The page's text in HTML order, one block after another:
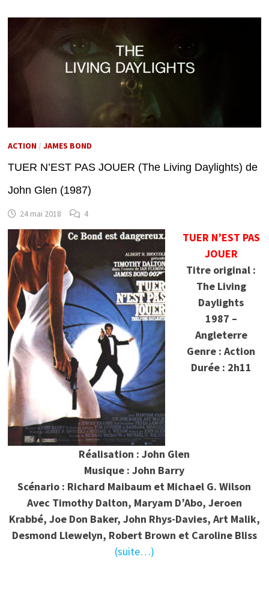
ACTION/ JAMES BOND
TUER N’EST PAS JOUER (The Living Daylights) de
John Glen (1987)
24 mai 2018 4
TUER N’EST PAS
JOUER
Titre original :
The Living
Daylights
1987 –
Angleterre
Genre : Action
Durée : 2h11
Réalisation : John Glen
Musique : John Barry
Scénario : Richard Maibaum et Michael G. Wilson
Avec Timothy Dalton, Maryam D’Abo, Jeroen
Krabbé, Joe Don Baker, John Rhys-Davies, Art Malik,
Desmond Llewelyn, Robert Brown et Caroline Bliss
(suite…)